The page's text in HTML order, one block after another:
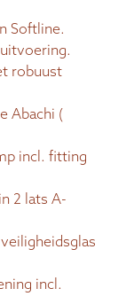
Softline.
uitvoering.
robuust
Abachi (
incl. fitting
2 lats A-
incl.